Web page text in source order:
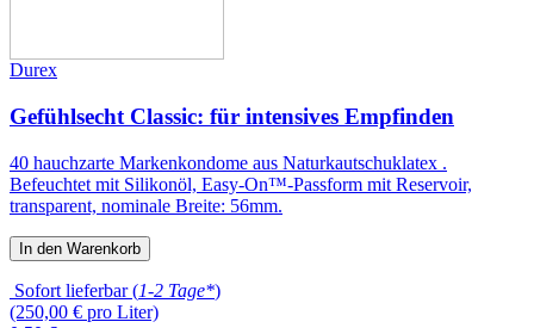
Durex
Gefühlsecht Classic: für intensives Empfinden
40 hauchzarte Markenkondome aus Naturkautschuklatex .
Befeuchtet mit Silikonöl, Easy-On™-Passform mit Reservoir,
transparent, nominale Breite: 56mm.
In den Warenkorb
Sofort lieferbar (1-2 Tage*)
(250,00 € pro Liter)